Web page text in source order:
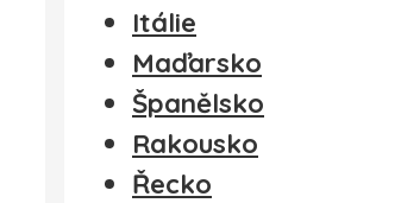
Itálie
Maďarsko
Španělsko
Rakousko
Řecko